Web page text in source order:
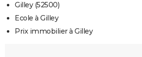
Gilley (52500)
Ecole à Gilley
Prix immobilier à Gilley